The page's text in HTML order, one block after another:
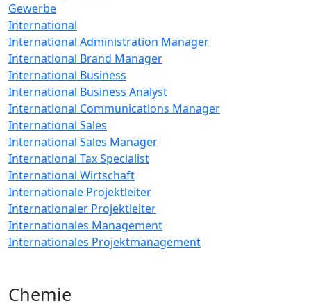
Gewerbe
International
International Administration Manager
International Brand Manager
International Business
International Business Analyst
International Communications Manager
International Sales
International Sales Manager
International Tax Specialist
International Wirtschaft
Internationale Projektleiter
Internationaler Projektleiter
Internationales Management
Internationales Projektmanagement
Chemie